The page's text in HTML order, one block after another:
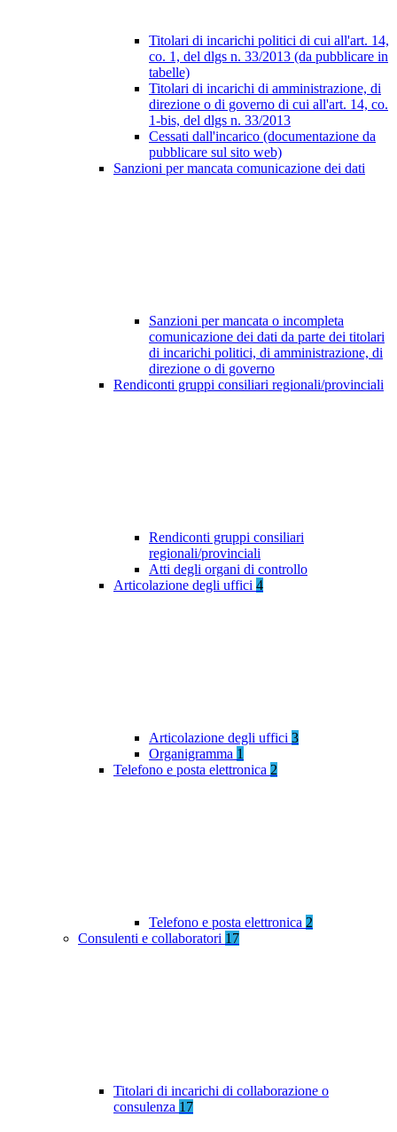
Titolari di incarichi politici di cui all'art. 14,
co. 1, del dlgs n. 33/2013 (da pubblicare in
tabelle)
Titolari di incarichi di amministrazione, di
direzione o di governo di cui all'art. 14, co.
1-bis, del dlgs n. 33/2013
Cessati dall'incarico (documentazione da
pubblicare sul sito web)
Sanzioni per mancata comunicazione dei dati
Sanzioni per mancata o incompleta
comunicazione dei dati da parte dei titolari
di incarichi politici, di amministrazione, di
direzione o di governo
Rendiconti gruppi consiliari regionali/provinciali
Rendiconti gruppi consiliari
regionali/provinciali
Atti degli organi di controllo
Articolazione degli uffici 4
Articolazione degli uffici 3
Organigramma 1
Telefono e posta elettronica 2
Telefono e posta elettronica 2
Consulenti e collaboratori 17
Titolari di incarichi di collaborazione o
consulenza 17